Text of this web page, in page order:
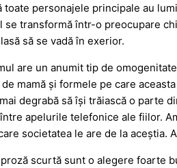
personajele principale au
transformă într-o preocupare
să se vadă în exerior.
are un anumit tip de
mamă și formele pe care
degrabă să își trăiască o
apelurile telefonice ale fiilor.
societatea le are de la
scurtă sunt o alegere foarte